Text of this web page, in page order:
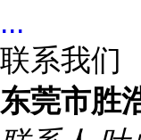
...
联系我们
东莞市胜